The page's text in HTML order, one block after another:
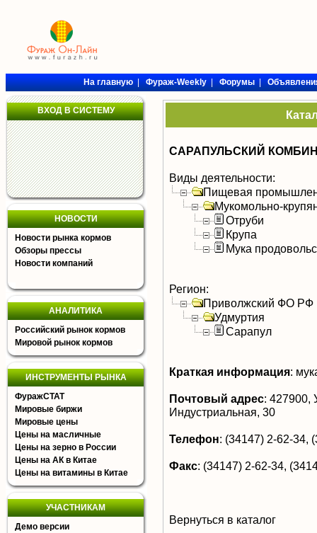
На главную|Фураж-Weekly|Форумы|
ВХОД В СИСТЕМУ
НОВОСТИ
Новости рынка кормов
Обзоры прессы
Новости компаний
АНАЛИТИКА
Российский рынок кормов
Мировой рынок кормов
ИНСТРУМЕНТЫ РЫНКА
ФуражСТАТ
Мировые биржи
Мировые цены
Цены на масличные
Цены на зерно в России
Цены на АК в Китае
Цены на витамины в Китае
УЧАСТНИКАМ
Демо версии
САРАПУЛЬСКИЙ
Виды деятельности:
Пищевая
Мукомольно-
Отруби
Крупа
Мука
Регион:
Приволжский ФО РФ
Удмуртия
Сарапул
Краткая информация:
Почтовый адрес: 427900,
Индустриальная, 30
Телефон: (34147) 2-62-34,
Факс: (34147) 2-62-34,
Вернуться в каталог